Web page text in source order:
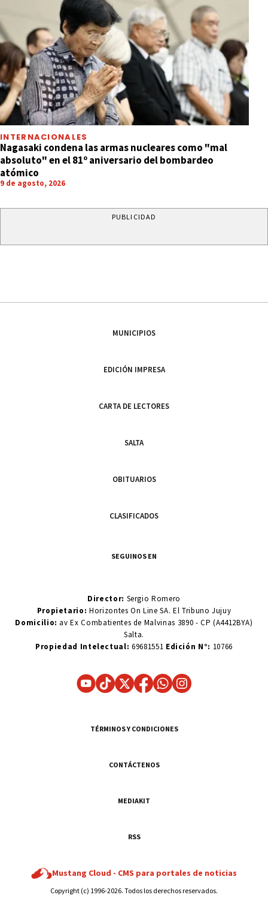
INTERNACIONALES
Nagasaki condena las armas nucleares como "mal
absoluto" en el 81º aniversario del bombardeo
atómico
9 de agosto, 2026
PUBLICIDAD
MUNICIPIOS
EDICIÓN IMPRESA
CARTA DE LECTORES
SALTA
OBITUARIOS
CLASIFICADOS
SEGUINOS EN
Director: Sergio Romero
Propietario:Horizontes On Line SA. El Tribuno Jujuy
Domicilio: av Ex Combatientes de Malvinas 3890 - CP (A4412BYA)
Salta.
Propiedad Intelectual: 69681551 Edición N°: 10766
TÉRMINOS Y CONDICIONES
CONTÁCTENOS
MEDIAKIT
RSS
Mustang Cloud - CMS para portales de noticias
Copyright (c) 1996-2026. Todos los derechos reservados.